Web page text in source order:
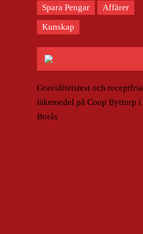
Spara Pengar
Affärer
Kunskap
Graviditetstest och receptfria
läkemedel på Coop Byttorp i
Borås